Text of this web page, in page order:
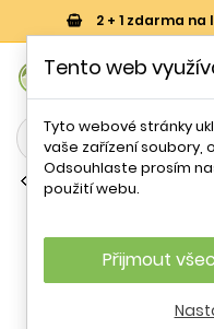
2 + 1 zdarma na
Make-up
Foundation
proti
Vichy - 30 ml
Tento web
Tyto webové stránky
vaše zařízení soubory,
Odsouhlaste prosím
použití webu.
Přijmout